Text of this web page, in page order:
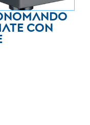
con